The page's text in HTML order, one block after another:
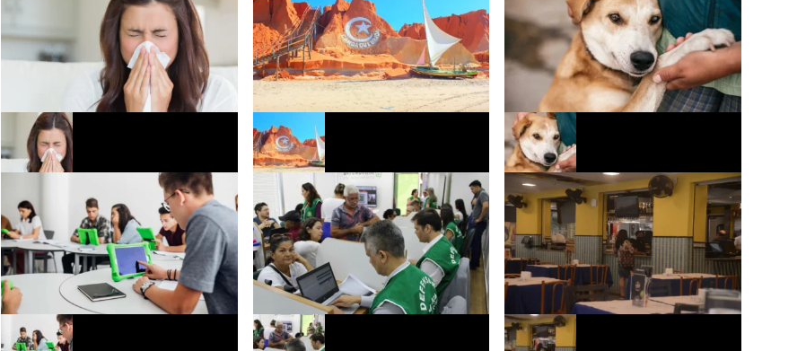
Saiba como proteger as vias
respiratórias no período de ventos
fortes no Ceará
Canoa Quebrada recebe terceira edição
de festival durante agosto
Quarta edição da Parada Pet ocorre
neste sábado no bairro Itaperi